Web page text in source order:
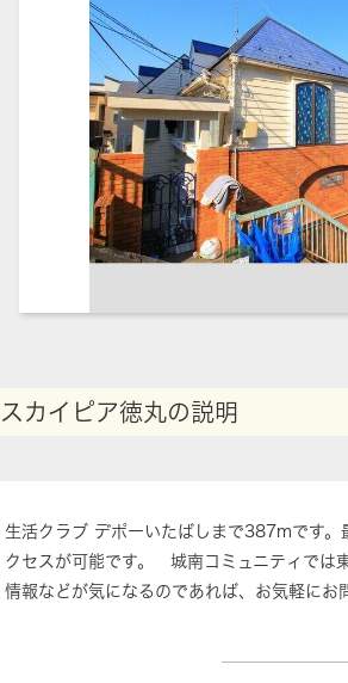
スカイピア徳丸の説明
生活クラブ デポーいたばしまで387mです。
クセスが可能です。 城南コミュニティでは
情報などが気になるのであれば、お気軽にお